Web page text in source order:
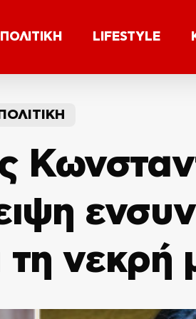
ΠΟΛΙΤΙΚΗ LIFESTYLE
ΠΟΛΙΤΙΚΗ
τη νεκρή